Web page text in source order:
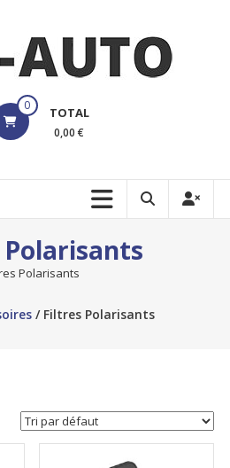
0 TOTAL
0,00 €
Polarisants
/ Filtres Polarisants